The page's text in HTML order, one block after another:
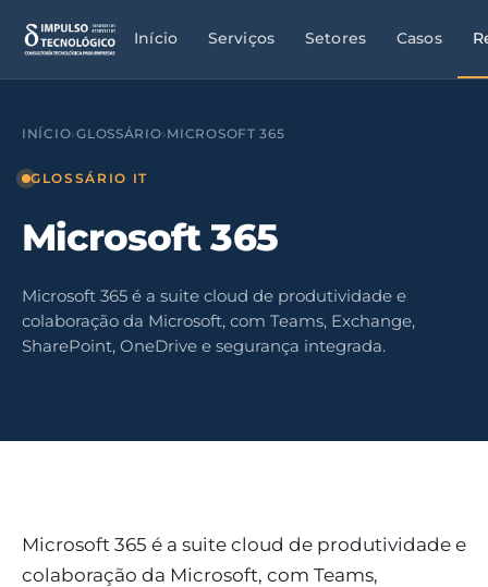
Início Serviços Setores Casos
INÍCIO›GLOSSÁRIO›MICROSOFT 365
GLOSSÁRIO IT
Microsoft 365
Microsoft 365 é a suite cloud de produtividade e
colaboração da Microsoft, com Teams, Exchange,
SharePoint, OneDrive e segurança integrada.
Microsoft 365 é a suite cloud de produtividade e
colaboração da Microsoft, com Teams,